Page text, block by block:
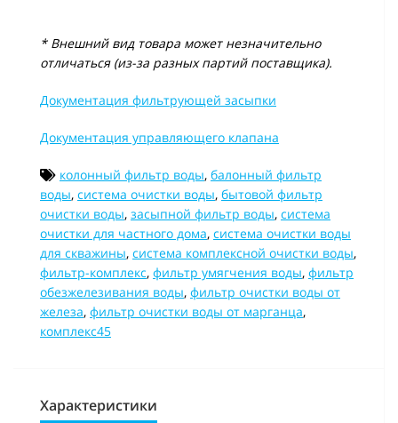
* Внешний вид товара может незначительно
отличаться (из-за разных партий поставщика).
Документация фильтрующей засыпки
Документация управляющего клапана
колонный фильтр воды, балонный фильтр
воды, система очистки воды, бытовой фильтр
очистки воды, засыпной фильтр воды, система
очистки для частного дома, система очистки воды
для скважины, система комплексной очистки воды,
фильтр-комплекс, фильтр умягчения воды, фильтр
обезжелезивания воды, фильтр очистки воды от
железа, фильтр очистки воды от марганца,
комплекс45
Характеристики